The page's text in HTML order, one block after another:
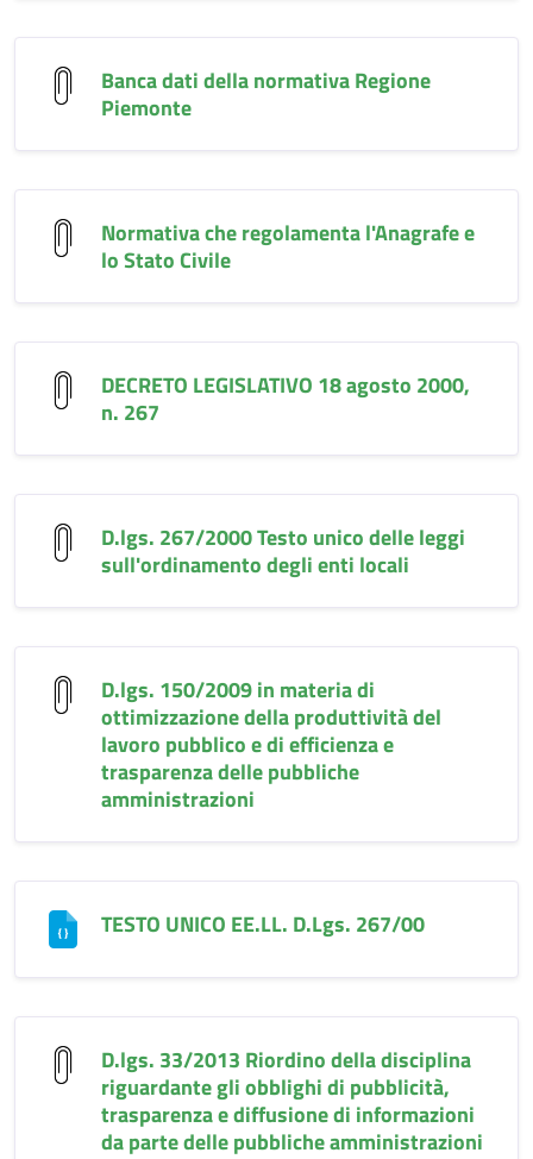
Banca dati della normativa Regione
Piemonte
Normativa che regolamenta l'Anagrafe e
lo Stato Civile
DECRETO LEGISLATIVO 18 agosto 2000,
n. 267
D.lgs. 267/2000 Testo unico delle leggi
sull'ordinamento degli enti locali
D.lgs. 150/2009 in materia di
ottimizzazione della produttività del
lavoro pubblico e di efficienza e
trasparenza delle pubbliche
amministrazioni
TESTO UNICO EE.LL. D.Lgs. 267/00
D.lgs. 33/2013 Riordino della disciplina
riguardante gli obblighi di pubblicità,
trasparenza e diffusione di informazioni
da parte delle pubbliche amministrazioni